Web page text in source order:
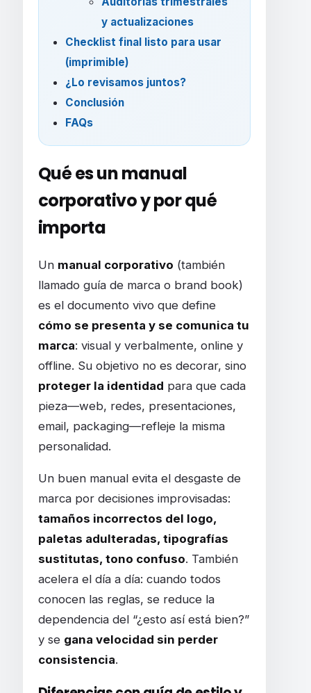
y actualizaciones
Checklist final listo para usar
(imprimible)
¿Lo revisamos juntos?
Conclusión
FAQs
Qué es un manual
corporativo y por qué
importa
Un manual corporativo (también
llamado guía de marca o brand book)
es el documento vivo que define
cómo se presenta y se comunica tu
marca: visual y verbalmente, online y
offline. Su objetivo no es decorar, sino
proteger la identidad para que cada
pieza—web, redes, presentaciones,
email, packaging—refleje la misma
personalidad.
Un buen manual evita el desgaste de
marca por decisiones improvisadas:
tamaños incorrectos del logo,
paletas adulteradas, tipografías
sustitutas, tono confuso. También
acelera el día a día: cuando todos
conocen las reglas, se reduce la
dependencia del “¿esto así está bien?”
y se gana velocidad sin perder
consistencia.